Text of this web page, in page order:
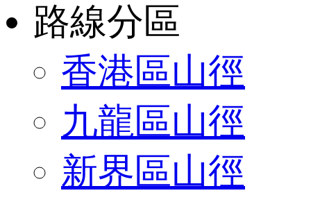
路線分區
香港區山徑
九龍區山徑
新界區山徑